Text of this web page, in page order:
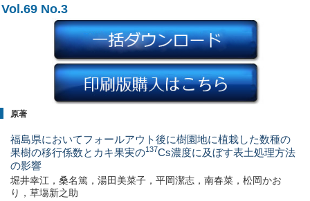
Vol.69 No.3
原著
福島県においてフォールアウト後に樹園地に植栽した数種の
果樹の移行係数とカキ果実の137Cs濃度に及ぼす表土処理方法
の影響
堀井幸江，桑名篤，湯田美菜子，平岡潔志，南春菜，松岡かお
り，草塲新之助